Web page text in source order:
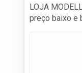
LOJA
preço baixo e